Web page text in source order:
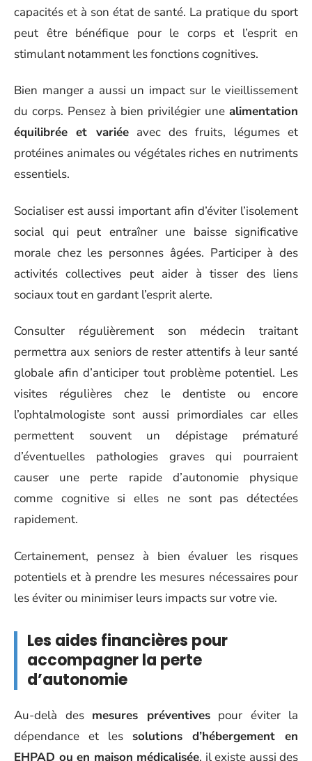
capacités et à son état de santé. La pratique du sport
peut être bénéfique pour le corps et l’esprit en
stimulant notamment les fonctions cognitives.
Bien manger a aussi un impact sur le vieillissement
du corps. Pensez à bien privilégier une alimentation
équilibrée et variéeavec des fruits, légumes et
protéines animales ou végétales riches en nutriments
essentiels.
Socialiser est aussi important afin d’éviter l’isolement
social qui peut entraîner une baisse significative
morale chez les personnes âgées. Participer à des
activités collectives peut aider à tisser des liens
sociaux tout en gardant l’esprit alerte.
Consulter régulièrement son médecin traitant
permettra aux seniors de rester attentifs à leur santé
globale afin d’anticiper tout problème potentiel. Les
visites régulières chez le dentiste ou encore
l’ophtalmologiste sont aussi primordiales car elles
permettent souvent un dépistage prématuré
d’éventuelles pathologies graves qui pourraient
causer une perte rapide d’autonomie physique
comme cognitive si elles ne sont pas détectées
rapidement.
Certainement, pensez à bien évaluer les risques
potentiels et à prendre les mesures nécessaires pour
les éviter ou minimiser leurs impacts sur votre vie.
Les aides financières pour
accompagner la perte
d’autonomie
Au-delà des mesures préventivespour éviter la
dépendance et les solutions d’hébergement en
EHPAD ou en maison médicalisée, il existe aussi des